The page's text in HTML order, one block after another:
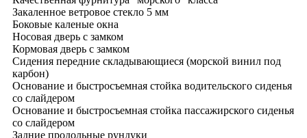
Закаленное ветровое стекло 5 мм
Боковые каленые окна
Носовая дверь с замком
Кормовая дверь с замком
Сидения передние складывающиеся (морской винил под
карбон)
Основание и быстросъемная стойка водительского сиденья
со слайдером
Основание и быстросъемная стойка пассажирского сиденья
со слайдером
Задние продольные рундуки